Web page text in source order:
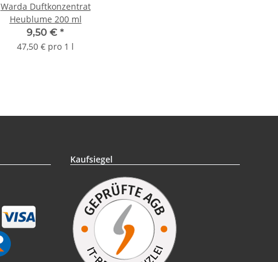
Warda Duftkonzentrat
Heublume 200 ml
9,50 € *
47,50 € pro 1 l
Kaufsiegel